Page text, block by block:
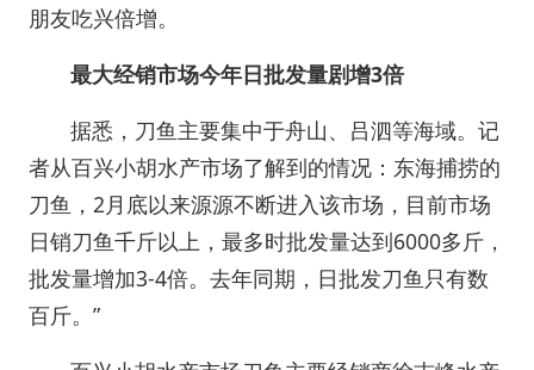
朋友吃兴倍增。
最大经销市场今年日批发量剧增3倍
据悉，刀鱼主要集中于舟山、吕泗等海域。记
者从百兴小胡水产市场了解到的情况：东海捕捞的
刀鱼，2月底以来源源不断进入该市场，目前市场
日销刀鱼千斤以上，最多时批发量达到6000多斤，
批发量增加3-4倍。去年同期，日批发刀鱼只有数
百斤。”